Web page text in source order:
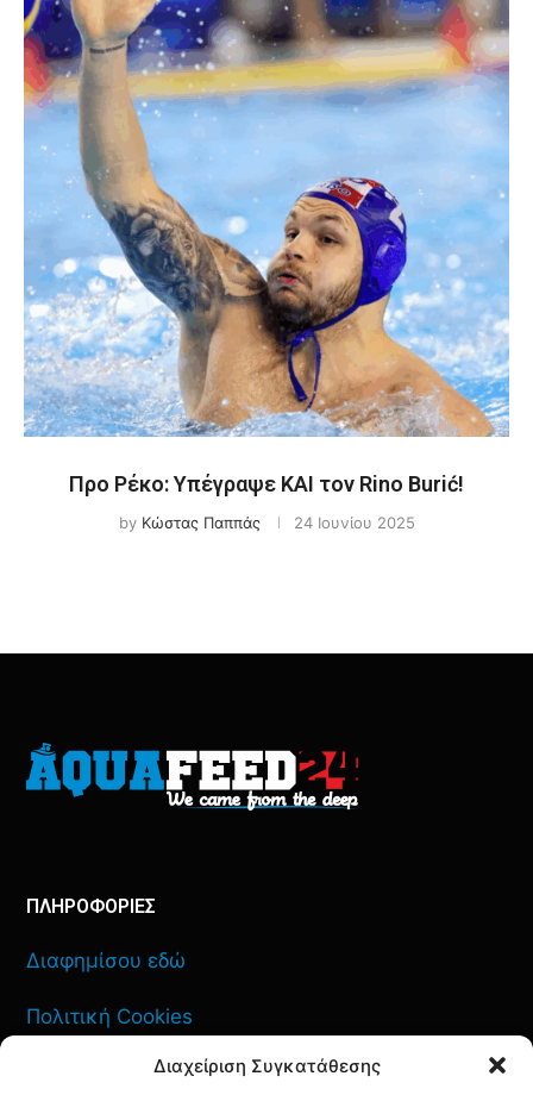
Διαχείριση Συγκατάθεσης
Προ Ρέκο: Υπέγραψε ΚΑΙ τον Rino Burić!
by Κώστας Παππάς 24 Ιουνίου 2025
ΠΛΗΡΟΦΟΡΙΕΣ
Διαφημίσου εδώ
Πολιτική Cookies